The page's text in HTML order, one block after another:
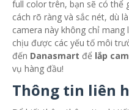
full color trên, bạn sẽ có thể
cách rõ ràng và sắc nét, dù
camera này không chỉ mang
chịu được các yếu tố môi
đến Danasmart để lắp
vụ hàng đầu!
Thông tin liên